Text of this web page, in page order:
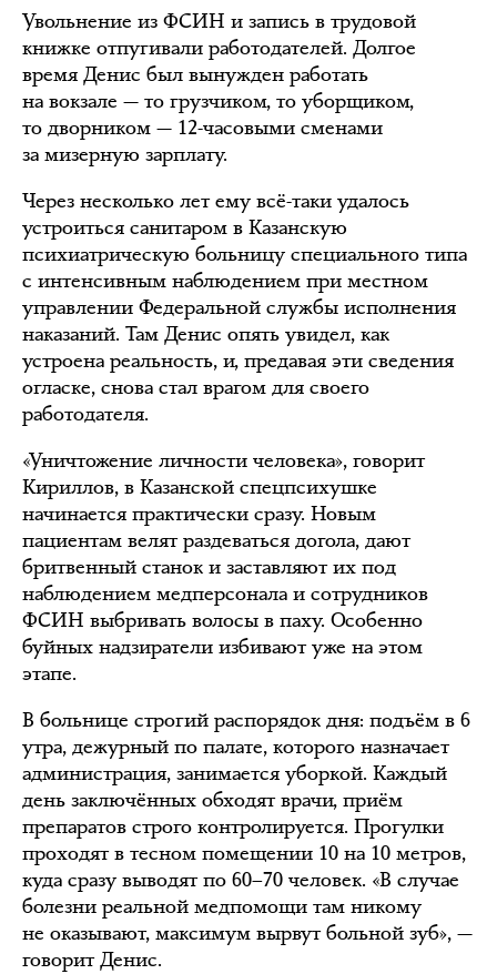
Увольнение из ФСИН и запись в трудовой
книжке отпугивали работодателей. Долгое
время Денис был вынужден работать
на вокзале — то грузчиком, то уборщиком,
то дворником — 12-часовыми сменами
за мизерную зарплату.
Через несколько лет ему всё-таки удалось
устроиться санитаром в Казанскую
психиатрическую больницу специального типа
с интенсивным наблюдением при местном
управлении Федеральной службы исполнения
наказаний. Там Денис опять увидел, как
устроена реальность, и, предавая эти сведения
огласке, снова стал врагом для своего
работодателя.
«Уничтожение личности человека», говорит
Кириллов, в Казанской спецпсихушке
начинается практически сразу. Новым
пациентам велят раздеваться догола, дают
бритвенный станок и заставляют их под
наблюдением медперсонала и сотрудников
ФСИН выбривать волосы в паху. Особенно
буйных надзиратели избивают уже на этом
этапе.
В больнице строгий распорядок дня: подъём в 6
утра, дежурный по палате, которого назначает
администрация, занимается уборкой. Каждый
день заключённых обходят врачи, приём
препаратов строго контролируется. Прогулки
проходят в тесном помещении 10 на 10 метров,
куда сразу выводят по 60–70 человек. «В случае
болезни реальной медпомощи там никому
не оказывают, максимум вырвут больной зуб», —
говорит Денис.